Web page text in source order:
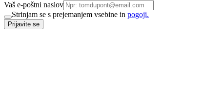
Vaš e-poštni naslov
Strinjam se s prejemanjem vsebine in pogoji.
Prijavite se